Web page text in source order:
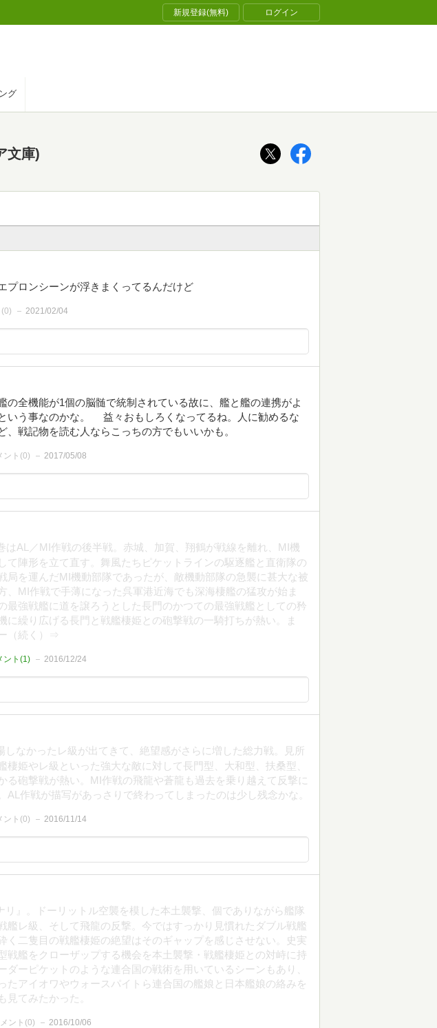
新規登録(無料) ログイン
グ
文庫)
プロンシーンが浮きまくってるんだけど
(0) 2021/02/04
の全機能が1個の脳髄で統制されている故に、艦と艦の連携がよ
いう事なのかな。 益々おもしろくなってるね。人に勧めるな
、戦記物を読む人ならこっちの方でもいいかも。
ント(0) 2017/05/08
はAL／MI作戦の後半戦。赤城、加賀、翔鶴が戦線を離れ、MI機
て陣形を立て直す。舞風たちピケットラインの駆逐艦と直衛隊の
局を運んだMI機動部隊であったが、敵機動部隊の急襲に甚大な被
、MI作戦で手薄になった呉軍港近海でも深海棲艦の猛攻が始ま
最強戦艦に道を譲ろうとした長門のかつての最強戦艦としての矜
に繰り広げる長門と戦艦棲姫との砲撃戦の一騎打ちが熱い。ま
（続く）⇒
ント(1) 2016/12/24
しなかったレ級が出てきて、絶望感がさらに増した総力戦。見所
棲姫やレ級といった強大な敵に対して長門型、大和型、扶桑型、
る砲撃戦が熱い。MI作戦の飛龍や蒼龍も過去を乗り越えて反撃に
AL作戦が描写があっさりで終わってしまったのは少し残念かな。
ント(0) 2016/11/14
リ』。ドーリットル空襲を模した本土襲撃、個でありながら艦隊
艦レ級、そして飛龍の反撃。今ではすっかり見慣れたダブル戦艦
く二隻目の戦艦棲姫の絶望はそのギャップを感じさせない。史実
戦艦をクローザップする機会を本土襲撃・戦艦棲姫との対峙に持
ダーピケットのような連合国の戦術を用いているシーンもあり、
たアイオワやウォースパイトら連合国の艦娘と日本艦娘の絡みを
見てみたかった。
ント(0) 2016/10/06